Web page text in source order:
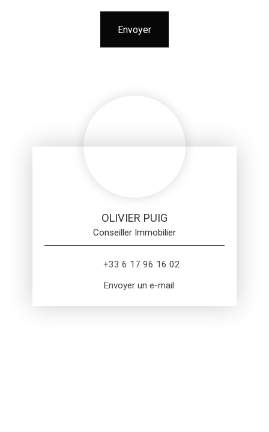
Envoyer
OLIVIER PUIG
Conseiller Immobilier
+33 6 17 96 16 02
Envoyer un e-mail